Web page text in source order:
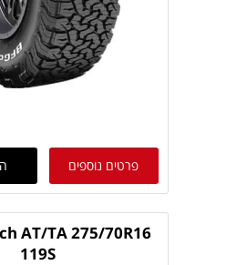
פרטים נוספים
AT/TA 275/70R16
119S